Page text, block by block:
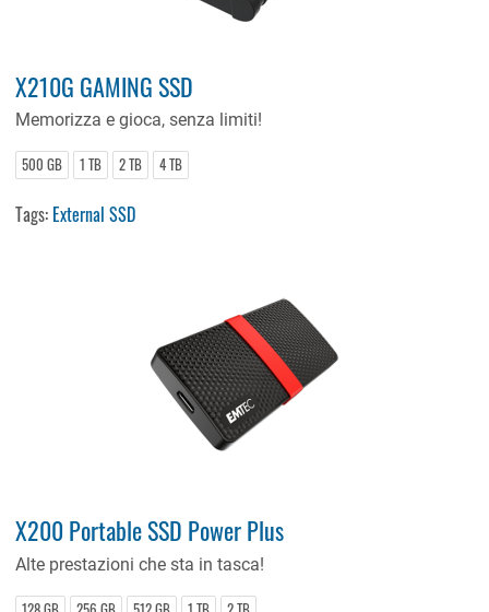
X210G GAMING SSD
Memorizza e gioca, senza limiti!
500 GB 1 TB 2 TB 4 TB
Tags: External SSD
X200 Portable SSD Power Plus
Alte prestazioni che sta in tasca!